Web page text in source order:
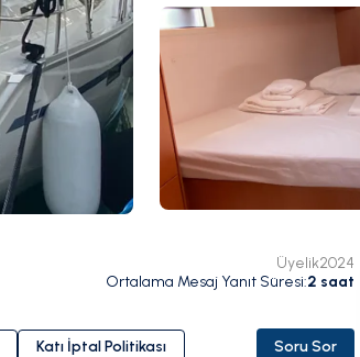
Üyelik2024
Ortalama Mesaj Yanıt Süresi:2 saat
Katı İptal Politikası Soru Sor